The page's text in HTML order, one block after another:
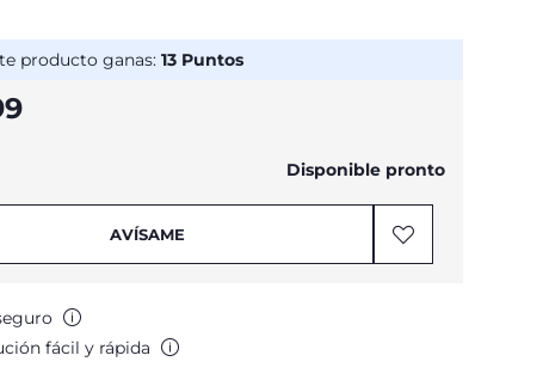
producto ganas: 13 Puntos
Disponible pronto
AVÍSAME
fácil y rápida